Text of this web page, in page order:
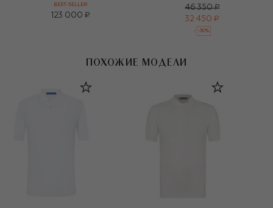
BEST-SELLER
123 000 ₽
46 350 ₽
32 450 ₽
-30%
ПОХОЖИЕ МОДЕЛИ